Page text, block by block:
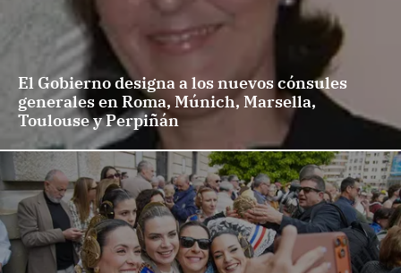
El Gobierno designa a los nuevos cónsules
generales en Roma, Múnich, Marsella,
Toulouse y Perpiñán